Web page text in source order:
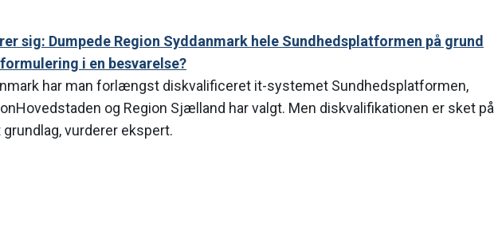
sig: Dumpede Region Syddanmark hele Sundhedsplatformen på grund
i en besvarelse?
har man forlængst diskvalificeret it-systemet Sundhedsplatformen,
og Region Sjælland har valgt. Men diskvalifikationen er sket på
vurderer ekspert.